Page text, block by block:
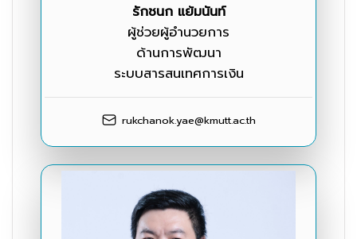
รักชนก แย้มนันท์
ผู้ช่วยผู้อำนวยการ
ด้านการพัฒนา
ระบบสารสนเทศการเงิน
rukchanok.yae@kmutt.ac.th